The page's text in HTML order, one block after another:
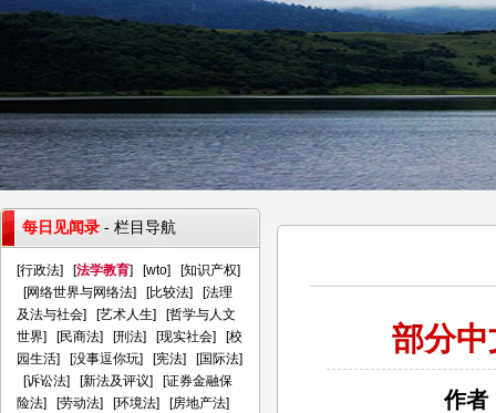
部分
作者
每日见闻录 - 栏目导航
[行政法] [法学教育] [wto] [知识产权]
[网络世界与网络法] [比较法] [法理
及法与社会] [艺术人生] [哲学与人文
世界] [民商法] [刑法] [现实社会] [校
园生活] [没事逗你玩] [宪法] [国际法]
[诉讼法] [新法及评议] [证券金融保
险法] [劳动法] [环境法] [房地产法]